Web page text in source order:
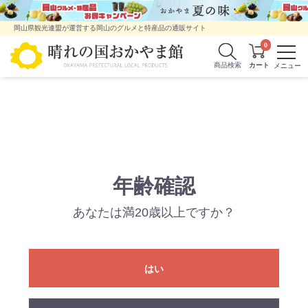
岡山県観光連盟が運営する岡山のグルメと特産品の通販サイト
商品検索
0
年齢確認
あなたは満20歳以上ですか？
はい